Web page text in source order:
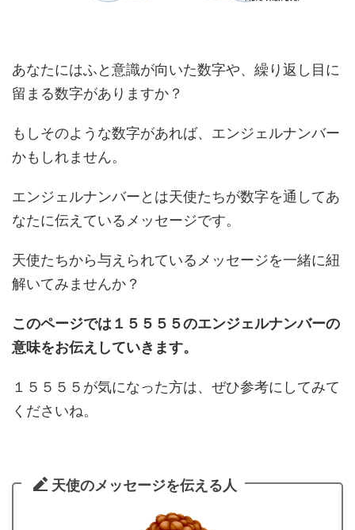
あなたにはふと意識が向いた数字や、繰り返し目に
留まる数字がありますか？
もしそのような数字があれば、エンジェルナンバー
かもしれません。
エンジェルナンバーとは天使たちが数字を通してあ
なたに伝えているメッセージです。
天使たちから与えられているメッセージを一緒に紐
解いてみませんか？
このページでは１５５５５のエンジェルナンバーの
意味をお伝えしていきます。
１５５５５が気になった方は、ぜひ参考にしてみて
くださいね。
天使のメッセージを伝える人